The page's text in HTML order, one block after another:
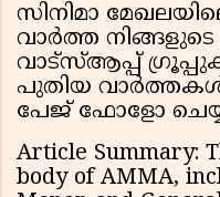
സിനിമാ
വാർത്ത
വാട്സ്ആപ്പ്
പുതിയ
പേജ് ഫോളോ
Article Summary:
body of AMMA,